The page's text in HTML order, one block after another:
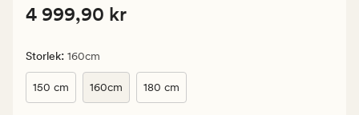
Pris
Ordinarie
pris
Pris 4 999,90 kr
4 999,90 kr
Storlek: 160cm
150 cm 160cm 180 cm